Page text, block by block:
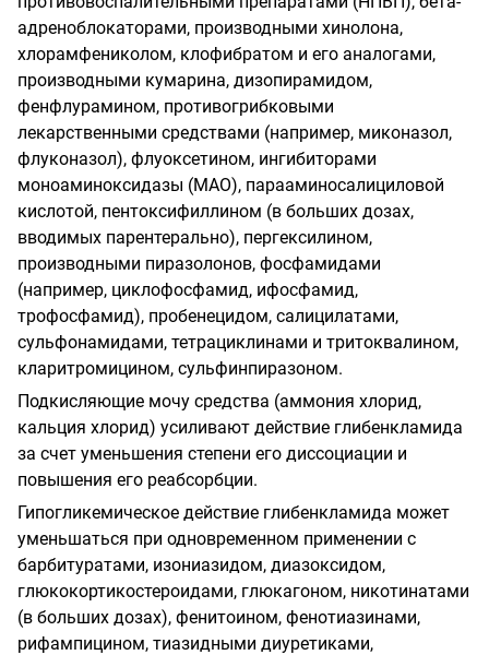
адреноблокаторами, производными хинолона,
хлорамфениколом, клофибратом и его аналогами,
производными кумарина, дизопирамидом,
фенфлурамином, противогрибковыми
лекарственными средствами (например, миконазол,
флуконазол), флуоксетином, ингибиторами
моноаминоксидазы (МАО), парааминосалициловой
кислотой, пентоксифиллином (в больших дозах,
вводимых парентерально), пергексилином,
производными пиразолонов, фосфамидами
(например, циклофосфамид, ифосфамид,
трофосфамид), пробенецидом, салицилатами,
сульфонамидами, тетрациклинами и тритоквалином,
кларитромицином, сульфинпиразоном.
Подкисляющие мочу средства (аммония хлорид,
кальция хлорид) усиливают действие глибенкламида
за счет уменьшения степени его диссоциации и
повышения его реабсорбции.
Гипогликемическое действие глибенкламида может
уменьшаться при одновременном применении с
барбитуратами, изониазидом, диазоксидом,
глюкокортикостероидами, глюкагоном, никотинатами
(в больших дозах), фенитоином, фенотиазинами,
рифампицином, тиазидными диуретиками,